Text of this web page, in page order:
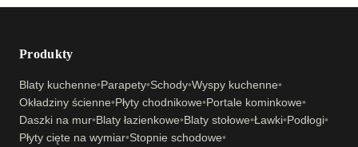
Produkty
Blaty kuchenne•Parapety•Schody•Wyspy kuchenne•
Okładziny ścienne•Płyty chodnikowe•Portale kominkowe•
Daszki na mur•Blaty łazienkowe•Blaty stołowe•Ławki•Podłogi•
Płyty cięte na wymiar•Stopnie schodowe•